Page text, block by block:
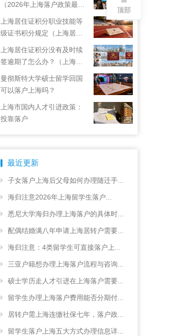
（2026年上海落户政策最新
规定）
上海居住证积分职业技能等
级证书积分规定（上海居住
证技能职称目录）
上海居住证积分没有及时续
签逾期了怎么办？（上海居
住证续签了但积分忘了）
曼彻斯特大学硕士留学回国
可以落户上海吗？
上海市国内人才引进政策：
投靠落户
最近更新
子女落户上海后父母如何办理随迁手...
海归注意2026年上海留学生落户...
悉尼大学海归办理上海落户的具体时...
配偶结婚满八年申请上海居转户需要...
海归注意：4类留学生可直接落户上...
三亚户籍想办理上海落户流程与咨询...
硕士学历走人才引进在上海落户需要...
留学生办理上海落户费用能否分期付...
居转户需上海连缴社保七年，落户政...
留学生落户上海五大方式办理信息详...
顶部